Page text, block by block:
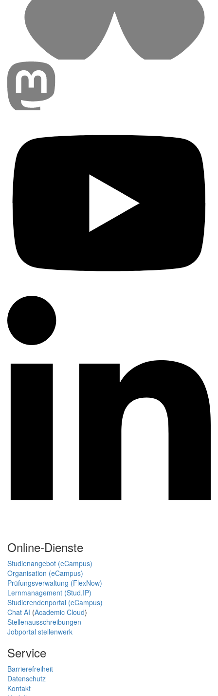
Online-Dienste
Studienangebot (eCampus)
Organisation (eCampus)
Prüfungsverwaltung (FlexNow)
Lernmanagement (Stud.IP)
Studierendenportal (eCampus)
Chat AI (Academic Cloud)
Stellenausschreibungen
Jobportal stellenwerk
Service
Barrierefreiheit
Datenschutz
Kontakt